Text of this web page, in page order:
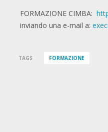
FORMAZIONE CIMBA:
inviando una e-mail a:
TAGS FORMAZIONE